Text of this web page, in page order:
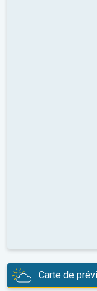
Carte de